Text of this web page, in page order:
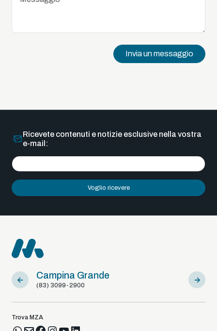
Invia un messaggio
Ricevete contenuti e notizie esclusive nella vostra
e-mail:
Voglio ricevere
Campina Grande
(83) 3099-2900
Sousa
(83)
Trova MZA